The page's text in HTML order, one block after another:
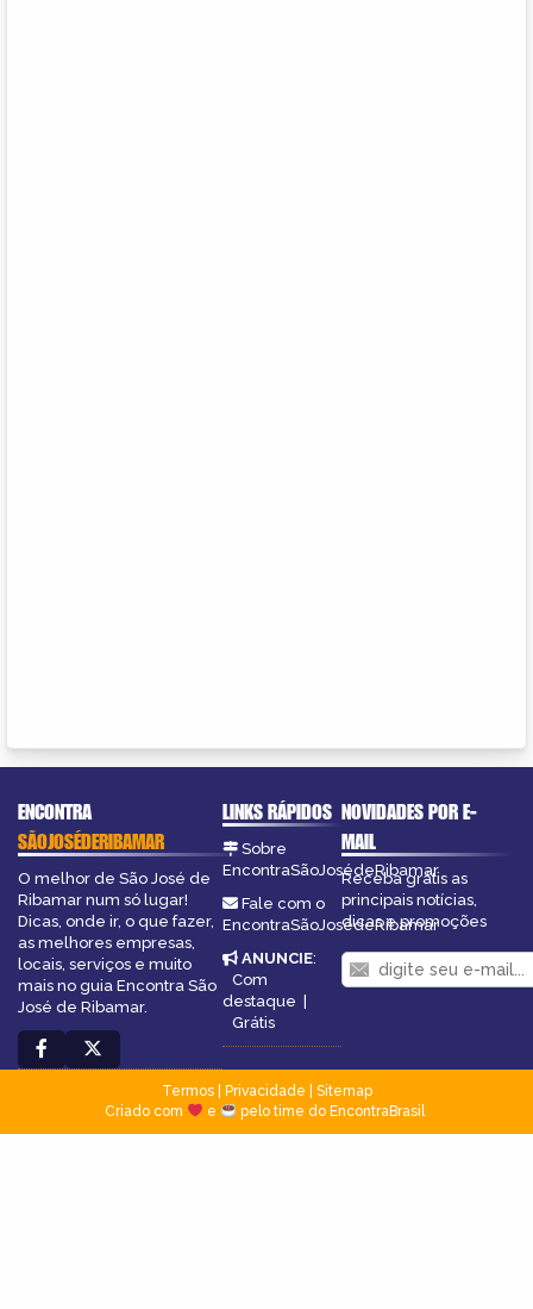
ENCONTRA
SÃOJOSÉDERIBAMAR
O melhor de São José de
Ribamar num só lugar!
Dicas, onde ir, o que fazer,
as melhores empresas,
locais, serviços e muito
mais no guia Encontra São
José de Ribamar.
LINKS RÁPIDOS
Sobre
EncontraSãoJosédeRibamar
Fale com o
EncontraSãoJosédeRibamar
ANUNCIE:
Com
destaque |
Grátis
NOVIDADES POR E-
MAIL
Receba grátis as
principais notícias,
dicas e promoções
Termos| Privacidade
Sitemap
Criado com
e pelo time do EncontraBrasil